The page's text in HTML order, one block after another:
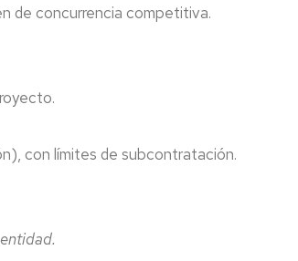
de concurrencia competitiva.
con límites de subcontratación.